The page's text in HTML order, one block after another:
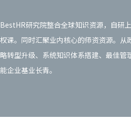
BestHR研究院整合全球知识资源，自研
权课。同时汇聚业内核心的师资资源。
略转型升级、系统知识体系搭建、最佳
能企业基业长青。